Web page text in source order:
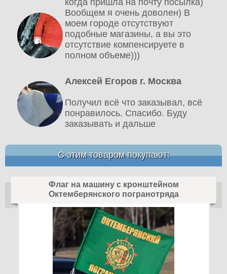
Вообщем я очень доволен) В
моем городе отсутствуют
подобные магазины, а вы это
отсутствие компенсируете в
полном объеме)))
Алексей Егоров г. Москва
Получил всё что заказывал, всё
понравилось. Спасибо. Буду
заказывать и дальше
С этим товаром покупают:
Флаг на машину с кронштейном
Октемберянского погранотряда